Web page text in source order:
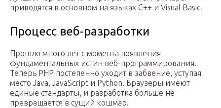
приводятся в основном на языках С++ и Visual Basic.
Процесс веб-разработки
Прошло много лет с момента появления
фундаментальных истин веб-программирования.
Теперь PHP постепенно уходит в забвение, уступая
место Java, JavaScript и Python. Браузеры имеют
единые стандарты, и разработка больше не
превращается в сущий кошмар.